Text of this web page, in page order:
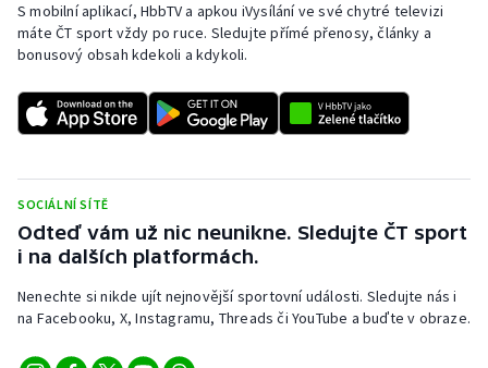
Rychlostní kanoistika
Short track
Stolní tenis
Triatlon
Veslování
Vodní slalom
S mobilní aplikací, HbbTV a apkou iVysílání ve své chytré televizi
máte ČT sport vždy po ruce. Sledujte přímé přenosy, články a
bonusový obsah kdekoli a kdykoli.
SOCIÁLNÍ SÍTĚ
Odteď vám už nic neunikne. Sledujte ČT sport
i na dalších platformách.
Nenechte si nikde ujít nejnovější sportovní události. Sledujte nás i
na Facebooku, X, Instagramu, Threads či YouTube a buďte v obraze.